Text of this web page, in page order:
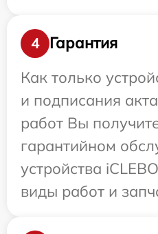
4
Гарантия
Как только
и подписания
работ Вы
гарантийном
устройства
виды работ и